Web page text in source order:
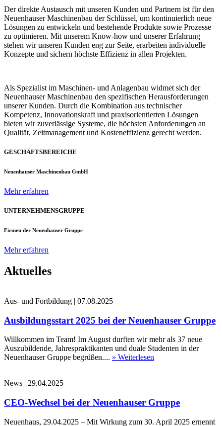
Der direkte Austausch mit unseren Kunden und Partnern ist für den
Neuenhauser Maschinenbau der Schlüssel, um kontinuierlich neue
Lösungen zu entwickeln und bestehende Produkte sowie Prozesse
zu optimieren. Mit unserem Know-how und unserer Erfahrung
stehen wir unseren Kunden eng zur Seite, erarbeiten individuelle
Konzepte und sichern höchste Effizienz in allen Projekten.
Als Spezialist im Maschinen- und Anlagenbau widmet sich der
Neuenhauser Maschinenbau den spezifischen Herausforderungen
unserer Kunden. Durch die Kombination aus technischer
Kompetenz, Innovationskraft und praxisorientierten Lösungen
bieten wir zuverlässige Systeme, die höchsten Anforderungen an
Qualität, Zeitmanagement und Kosteneffizienz gerecht werden.
GESCHÄFTSBEREICHE
Neuenhauser Maschinenbau GmbH
Mehr erfahren
UNTERNEHMENSGRUPPE
Firmen der Neuenhauser Gruppe
Mehr erfahren
Aktuelles
Aus- und Fortbildung | 07.08.2025
Ausbildungsstart 2025 bei der Neuenhauser Gruppe
Willkommen im Team! Im August durften wir mehr als 37 neue
Auszubildende, Jahrespraktikanten und duale Studenten in der
Neuenhauser Gruppe begrüßen.... » Weiterlesen
News | 29.04.2025
CEO-Wechsel bei der Neuenhauser Gruppe
Neuenhaus, 29.04.2025 – Mit Wirkung zum 30. April 2025 ernennt